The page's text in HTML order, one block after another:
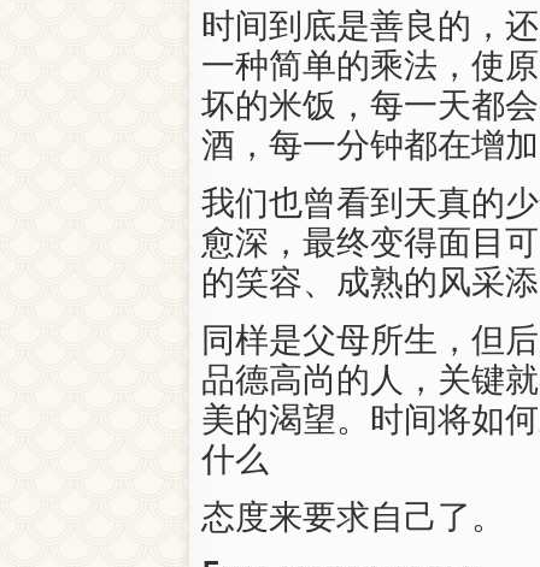
时间到底是善良的，
一种简单的乘法，使
坏的米饭，每一天都
酒，每一分钟都在增
我们也曾看到天真的
愈深，最终变得面目
的笑容、成熟的风采
同样是父母所生，但
品德高尚的人，关键
美的渴望。时间将如
什么
态度来要求自己了。